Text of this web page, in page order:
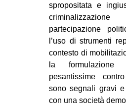
AFRICA
ESTREMO
EUROPA
spropositata e
partecipazione
l’uso di strumenti
contesto di
la
pesantissime
sono segnali gravi e
con una società